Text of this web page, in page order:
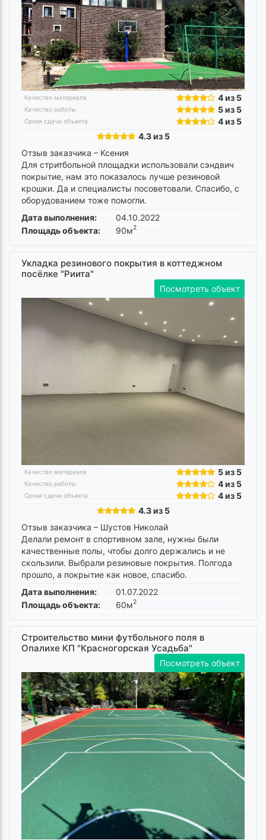
Качество материала 4 из 5
Качество работы 5 из 5
Сроки сдачи объекта
4 из 5
4.3 из 5
Отзыв заказчика – Ксения
Для стритбольной площадки использовали сэндвич
покрытие, нам это показалось лучше резиновой
крошки. Да и специалисты посоветовали. Спасибо, с
оборудованием тоже помогли.
Дата выполнения:
04.10.2022
Площадь объекта:
90м2
Укладка резинового покрытия в коттеджном
посёлке "Риита"
Посмотреть объект
Качество материала 5 из 5
Качество работы 4 из 5
Сроки сдачи объекта
4 из 5
4.3 из 5
Отзыв заказчика – Шустов Николай
Делали ремонт в спортивном зале, нужны были
качественные полы, чтобы долго держались и не
скользили. Выбрали резиновые покрытия. Полгода
прошло, а покрытие как новое, спасибо.
Дата выполнения:
01.07.2022
Площадь объекта:
60м2
Строительство мини футбольного поля в
Опалихе КП "Красногорская Усадьба"
Посмотреть объект